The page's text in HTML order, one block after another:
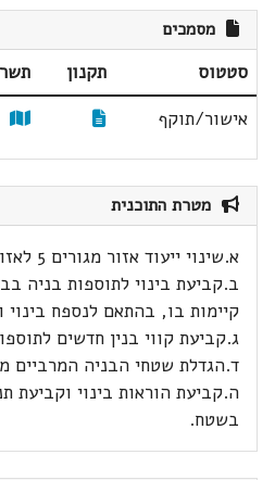
מסמכים
סטטוס תקנון
אישור/תוקף
מטרת התוכנית
ב.קביעת בינוי לתוספות בניה
קיימות בו, בהתאם לנספח
ג.קביעת קווי בנין חדשים
ה.קביעת הוראות בינוי וקביעת
בשטח.